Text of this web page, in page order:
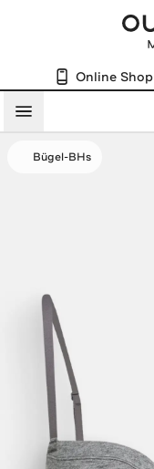
Online Shop
Menü
Bügel-BHs